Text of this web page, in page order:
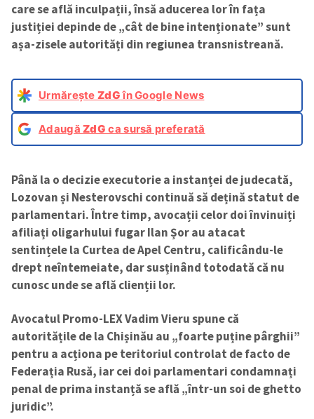
care se află inculpații, însă aducerea lor în fața
justiției depinde de „cât de bine intenționate” sunt
așa-zisele autorități din regiunea transnistreană.
Urmărește ZdGîn Google News
AdaugăZdG ca sursă preferată
Până la o decizie executorie a instanței de judecată,
Lozovan și Nesterovschi continuă să dețină statut de
parlamentari. Între timp, avocații celor doi învinuiți
afiliați oligarhului fugar Ilan Șor au atacat
sentințele la Curtea de Apel Centru, calificându-le
drept neîntemeiate, dar susținând totodată că nu
cunosc unde se află clienții lor.
Avocatul Promo-LEX Vadim Vieru spune că
autoritățile de la Chișinău au „foarte puține pârghii”
pentru a acționa pe teritoriul controlat de facto de
Federația Rusă, iar cei doi parlamentari condamnați
penal de prima instanță se află „într-un soi de ghetto
juridic”.